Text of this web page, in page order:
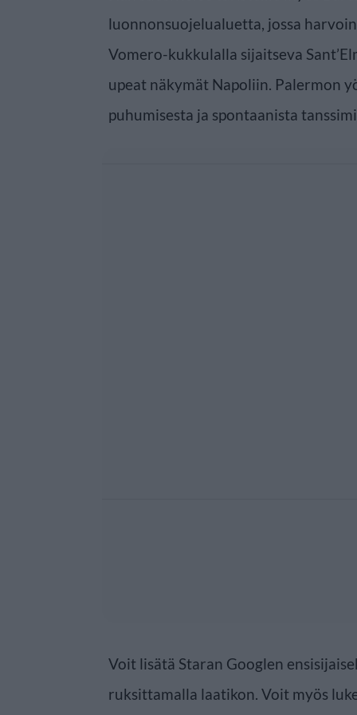
luonnonsuojelualuetta, jossa
Vomero-kukkulalla sijaitseva
upeat näkymät Napoliin. Palermon
puhumisesta ja spontaanista
Voit lisätä Staran Googlen
ruksittamalla laatikon. Voit myös